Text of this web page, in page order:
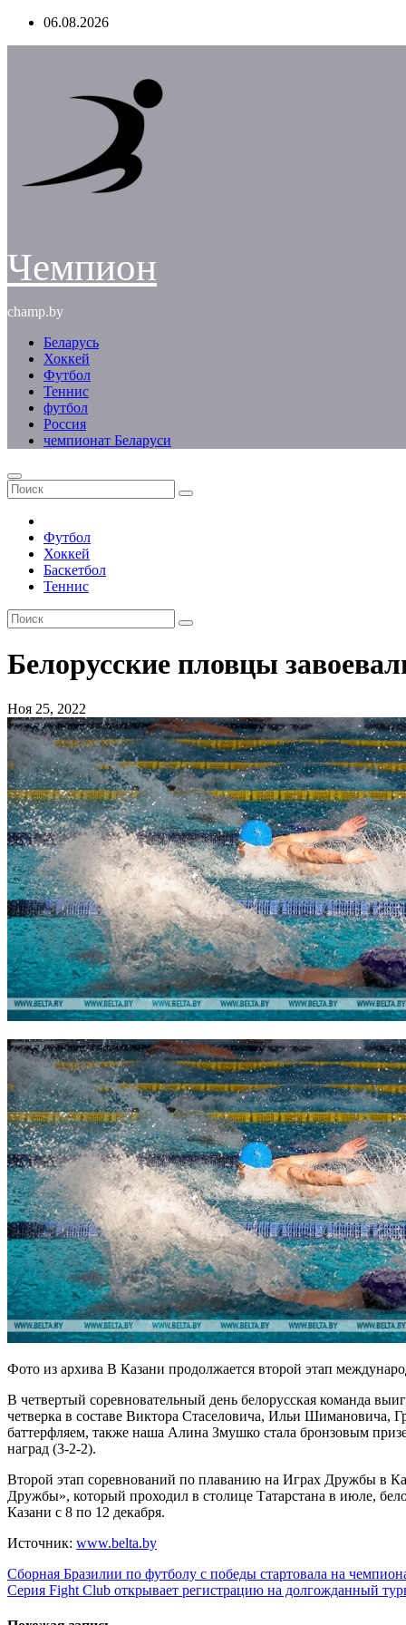
Перейти06.08.2026
Чемпион
champ.by
Беларусь
Хоккей
Футбол
Теннис
футбол
Россия
чемпионат Беларуси
Футбол
Хоккей
Баскетбол
Теннис
Белорусские пловцы
Ноя 25, 2022
Фото из архива В Казани продолжается второй этап
В четвертый соревновательный день белорусская команда
четверка в составе Виктора Стаселовича, Ильи Шимановича,
баттерфляем, также наша Алина Змушко стала бронзовым
наград (3-2-2).
Второй этап соревнований по плаванию на Играх Дружбы в
Дружбы», который проходил в столице Татарстана в июле,
Казани с 8 по 12 декабря.
Источник: www.belta.by
Навигация
по
Сборная Бразилии по футболу с победы стартовала на
Серия Fight Club открывает регистрацию на долгожданный